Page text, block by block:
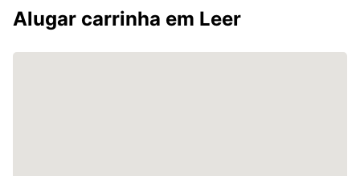
Alugar carrinha em Leer